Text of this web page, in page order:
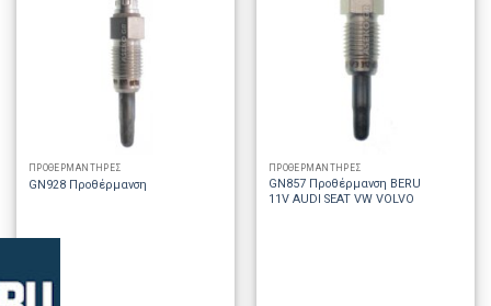
ΠΡΟΘΕΡΜΑΝΤΗΡΕΣ
GN928 Προθέρμανση
ΠΡΟΘΕΡΜΑΝΤΗΡΕΣ
GN857 Προθέρμανση BERU
11V AUDI SEAT VW VOLVO